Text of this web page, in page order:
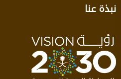
نبذة عنا